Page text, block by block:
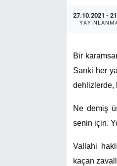
27.10.2021 -
Bir
Sanki her
dehlizlerde,
Ne demiş
senin için.
Vallahi
kaçan